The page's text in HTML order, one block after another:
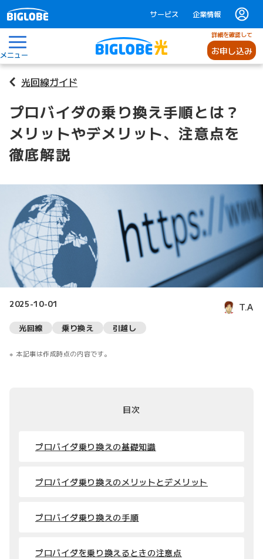
サービス 企業情報
メニュー
詳細を確認して
お申し込み
光回線ガイド
プロバイダの乗り換え手順とは？
メリットやデメリット、注意点を
徹底解説
2025-10-01 T.A
光回線 乗り換え 引越し
本記事は作成時点の内容です。
目次
プロバイダ乗り換えの基礎知識
プロバイダ乗り換えのメリットとデメリット
プロバイダ乗り換えの手順
プロバイダを乗り換えるときの注意点